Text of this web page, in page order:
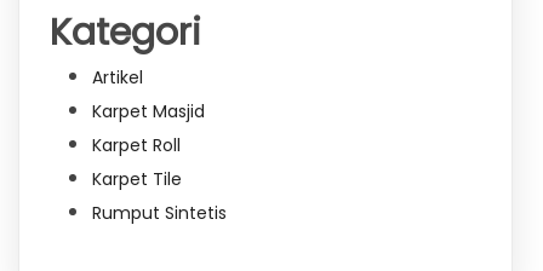
Kategori
Artikel
Karpet Masjid
Karpet Roll
Karpet Tile
Rumput Sintetis